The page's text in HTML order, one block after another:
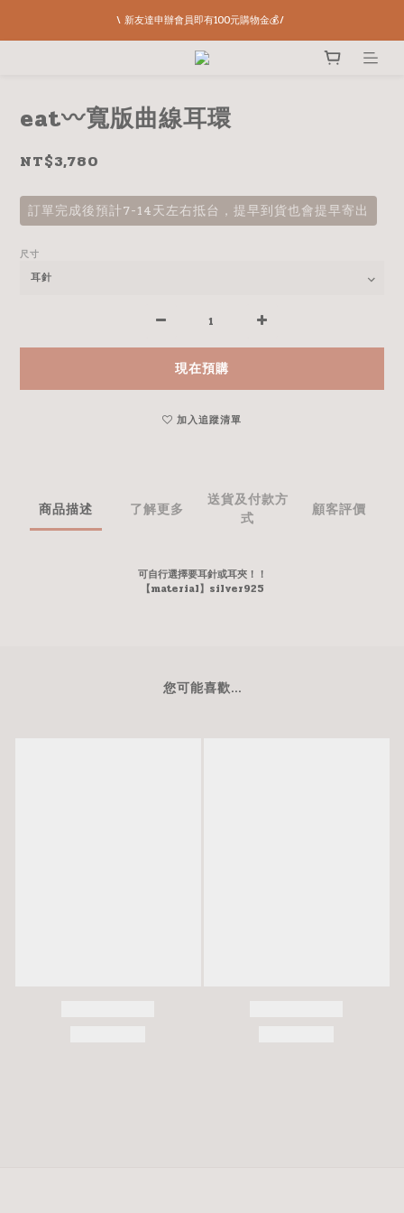
\ 新友達申辦會員即有100元購物金💰/
eat〰️寬版曲線耳環
NT$3,780
訂單完成後預計7-14天左右抵台，提早到貨也會提早寄出
尺寸
現在預購
加入追蹤清單
商品描述 了解更多
送貨及付款方
式
顧客評價
可自行選擇要耳針或耳夾！！
【material】silver925
您可能喜歡...